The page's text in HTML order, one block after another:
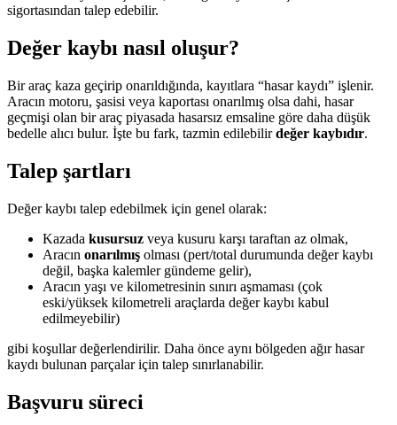
sigortasından talep edebilir.
Değer kaybı nasıl oluşur?
Bir araç kaza geçirip onarıldığında, kayıtlara “hasar kaydı” işlenir.
Aracın motoru, şasisi veya kaportası onarılmış olsa dahi, hasar
geçmişi olan bir araç piyasada hasarsız emsaline göre daha düşük
bedelle alıcı bulur. İşte bu fark, tazmin edilebilirdeğer kaybıdır.
Talep şartları
Değer kaybı talep edebilmek için genel olarak:
Kazada kusursuz veya kusuru karşı taraftan az olmak,
Aracın onarılmış olması (pert/total durumunda değer kaybı
değil, başka kalemler gündeme gelir),
Aracın yaşı ve kilometresinin sınırı aşmaması (çok
eski/yüksek kilometreli araçlarda değer kaybı kabul
edilmeyebilir)
gibi koşullar değerlendirilir. Daha önce aynı bölgeden ağır hasar
kaydı bulunan parçalar için talep sınırlanabilir.
Başvuru süreci